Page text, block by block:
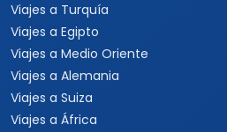
Viajes a Turquía
Viajes a Egipto
Viajes a Medio Oriente
Viajes a Alemania
Viajes a Suiza
Viajes a África